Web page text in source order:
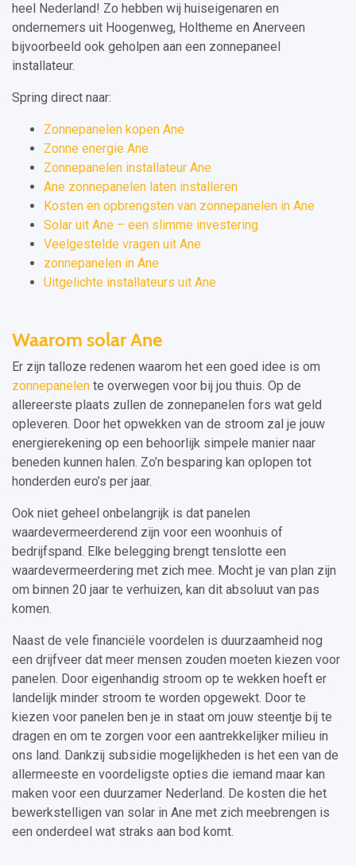
heel Nederland! Zo hebben wij huiseigenaren en
ondernemers uit Hoogenweg, Holtheme en Anerveen
bijvoorbeeld ook geholpen aan een zonnepaneel
installateur.
Spring direct naar:
Zonnepanelen kopen Ane
Zonne energie Ane
Zonnepanelen installateur Ane
Ane zonnepanelen laten installeren
Kosten en opbrengsten van zonnepanelen in Ane
Solar uit Ane – een slimme investering
Veelgestelde vragen uit Ane
zonnepanelen in Ane
Uitgelichte installateurs uit Ane
Waarom solar Ane
Er zijn talloze redenen waarom het een goed idee is om
zonnepanelen te overwegen voor bij jou thuis. Op de
allereerste plaats zullen de zonnepanelen fors wat geld
opleveren. Door het opwekken van de stroom zal je jouw
energierekening op een behoorlijk simpele manier naar
beneden kunnen halen. Zo’n besparing kan oplopen tot
honderden euro’s per jaar.
Ook niet geheel onbelangrijk is dat panelen
waardevermeerderend zijn voor een woonhuis of
bedrijfspand. Elke belegging brengt tenslotte een
waardevermeerdering met zich mee. Mocht je van plan zijn
om binnen 20 jaar te verhuizen, kan dit absoluut van pas
komen.
Naast de vele financiële voordelen is duurzaamheid nog
een drijfveer dat meer mensen zouden moeten kiezen voor
panelen. Door eigenhandig stroom op te wekken hoeft er
landelijk minder stroom te worden opgewekt. Door te
kiezen voor panelen ben je in staat om jouw steentje bij te
dragen en om te zorgen voor een aantrekkelijker milieu in
ons land. Dankzij subsidie mogelijkheden is het een van de
allermeeste en voordeligste opties die iemand maar kan
maken voor een duurzamer Nederland. De kosten die het
bewerkstelligen van solar in Ane met zich meebrengen is
een onderdeel wat straks aan bod komt.